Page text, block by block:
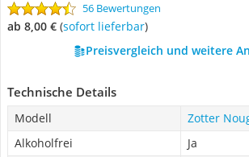
56 Bewertungen
ab 8,00 € ( Sofort lieferbar)
Preisvergleich und weitere
Technische Details
Modell
Zotter
Alkoholfrei
Ja